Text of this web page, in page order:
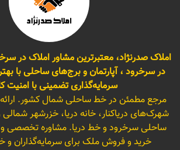
املاک صدرنژاد، معتبرترین مشاور املاک در
در سرخرود ، آپارتمان و برج‌های ساحلی با
سرمایه‌گذاری تضمینی با امنیت
مرجع مطمئن در خط ساحلی شمال کشور.
شهرک‌های دریاکنار، خانه دریا، خزرشهر
ساحلی سرخرود و خط دریا. مشاوره تخصصی
خرید و فروش ملک برای سرمایه‌گذاران و